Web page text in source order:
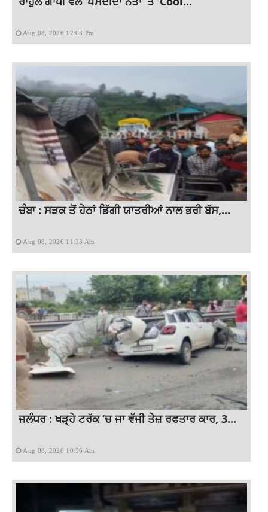
Aug 08, 2026 12:03 Pm
ਚੰਬਾ : ਸੜਕ ਤੋਂ ਹੇਠਾਂ ਡਿੱਗੀ ਯਾਤਰੀਆਂ ਨਾਲ ਭਰੀ ਬੱਸ,...
Aug 08, 2026 11:33 Am
ਜਲੰਧਰ : ਖੜ੍ਹੇ ਟਰੱਕ ‘ਚ ਜਾ ਵੱਜੀ ਤੇਜ਼ ਰਫਤਾਰ ਕਾਰ, 3...
Aug 08, 2026 10:56 Am